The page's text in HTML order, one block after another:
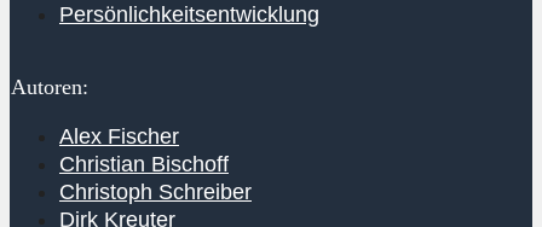
Persönlichkeitsentwicklung
Autoren:
Alex Fischer
Christian Bischoff
Christoph Schreiber
Dirk Kreuter